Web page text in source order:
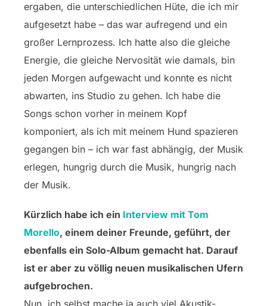
ergaben, die unterschiedlichen Hüte, die ich mir
aufgesetzt habe – das war aufregend und ein
großer Lernprozess. Ich hatte also die gleiche
Energie, die gleiche Nervosität wie damals, bin
jeden Morgen aufgewacht und konnte es nicht
abwarten, ins Studio zu gehen. Ich habe die
Songs schon vorher in meinem Kopf
komponiert, als ich mit meinem Hund spazieren
gegangen bin – ich war fast abhängig, der Musik
erlegen, hungrig durch die Musik, hungrig nach
der Musik.
Kürzlich habe ich ein Interview mit Tom
Morello, einem deiner Freunde, geführt, der
ebenfalls ein Solo-Album gemacht hat. Darauf
ist er aber zu völlig neuen musikalischen Ufern
aufgebrochen.
Nun, ich selbst mache ja auch viel Akustik-